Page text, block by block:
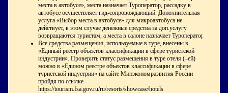
места в автобусе», места назначает Туроператор, рассадку в
автобусе осуществляет гид-сопровождающий. Дополнительная
услуга «Выбор места в автобусе» для микроавтобуса не
действует, в этом случае денежные средства за доп.услугу
возвращаются туристам, а места в салоне назначает Туроператор
Все средства размещения, используемые в туре, внесены в
«Единый реестр объектов классификации в сфере туристской
индустрии». Проверить статус размещения в туре отеля (–ей)
можно в «Едином реестре объектов классификации в сфере
туристской индустрии» на сайте Минэкономразвития России
пройдя по ссылке
https://tourism.fsa.gov.ru/ru/resorts/showcase/hotels